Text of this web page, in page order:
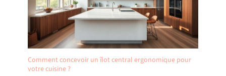
Comment concevoir un îlot central ergonomique pour
votre cuisine ?